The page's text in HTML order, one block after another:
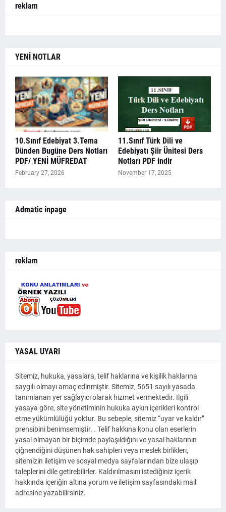
reklam
YENİ NOTLAR
10.Sınıf Edebiyat 3.Tema
Dünden Bugüne Ders Notları
PDF/ YENİ MÜFREDAT
February 27, 2026
11.Sınıf Türk Dili ve
Edebiyatı Şiir Ünitesi Ders
Notları PDF indir
November 17, 2025
Admatic inpage
reklam
YASAL UYARI
Sitemiz, hukuka, yasalara, telif haklarına ve kişilik haklarına
saygılı olmayı amaç edinmiştir. Sitemiz, 5651 sayılı yasada
tanımlanan yer sağlayıcı olarak hizmet vermektedir. İlgili
yasaya göre, site yönetiminin hukuka aykırı içerikleri kontrol
etme yükümlülüğü yoktur. Bu sebeple, sitemiz “uyar ve kaldır”
prensibini benimsemiştir. . Telif hakkına konu olan eserlerin
yasal olmayan bir biçimde paylaşıldığını ve yasal haklarının
çiğnendiğini düşünen hak sahipleri veya meslek birlikleri,
sitemizin iletişim ve sosyal medya sayfalarından bize ulaşıp
taleplerini dile getirebilirler. Kaldırılmasını istediğiniz içerik
hakkında içeriğin altına yorum ve iletişim sayfasındaki mail
adresine yazabilirsiniz.